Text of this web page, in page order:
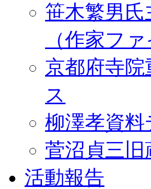
笹木繁男
（作家ファ
京都府寺
ス
柳澤孝資
菅沼貞三旧
活動報告